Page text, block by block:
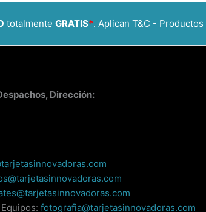
totalmente GRATIS*. Aplican T&C -
Dirección:
fotografia@tarjetasinnovadoras.com